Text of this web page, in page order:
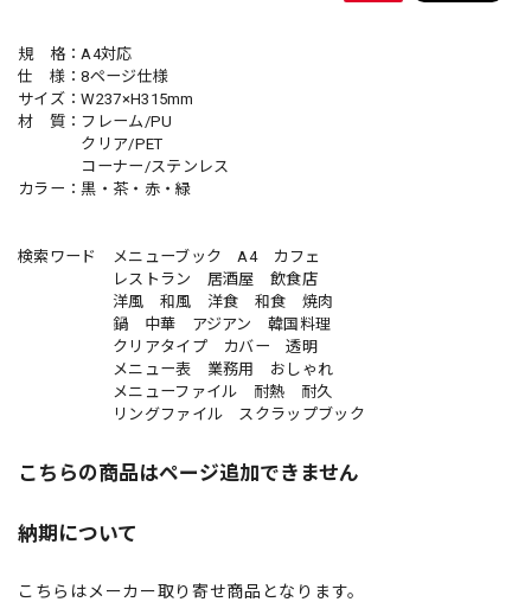
規 格：A4対応
仕 様：8ページ仕様
サイズ：W237×H315mm
材 質：フレーム/PU
クリア/PET
コーナー/ステンレス
カラー：黒・茶・赤・緑
検索ワード メニューブック A4 カフェ
レストラン 居酒屋 飲食店
洋風 和風 洋食 和食 焼肉
鍋 中華 アジアン 韓国料理
クリアタイプ カバー 透明
メニュー表 業務用 おしゃれ
メニューファイル 耐熱 耐久
リングファイル スクラップブック
こちらの商品はページ追加できません
納期について
こちらはメーカー取り寄せ商品となります。